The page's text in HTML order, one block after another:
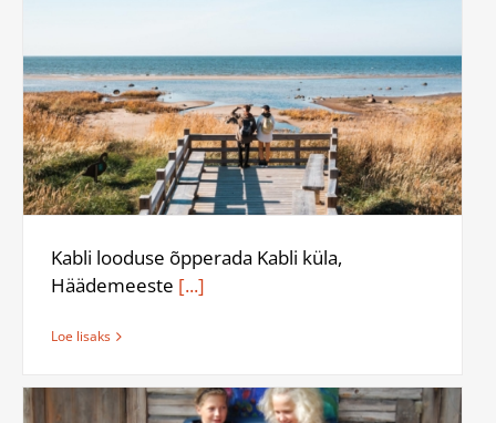
Kabli looduse õpperada Kabli küla,
Häädemeeste [...]
Loe lisaks